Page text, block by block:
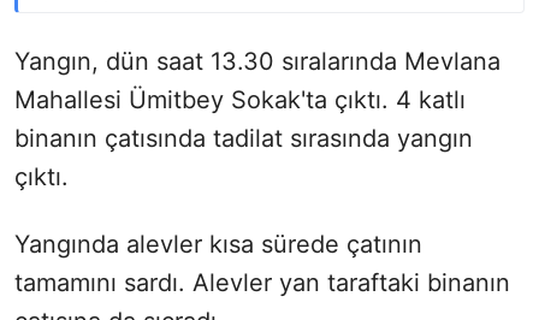
Yangın, dün saat 13.30 sıralarında Mevlana
Mahallesi Ümitbey Sokak'ta çıktı. 4 katlı
binanın çatısında tadilat sırasında yangın
çıktı.
Yangında alevler kısa sürede çatının
tamamını sardı. Alevler yan taraftaki binanın